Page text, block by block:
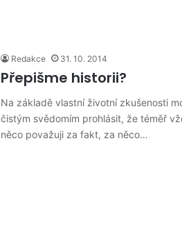
Redakce 31. 10. 2014
Přepišme historii?
Na základě vlastní životní zkušenosti
čistým svědomím prohlásit, že téměř
něco považuji za fakt, za něco…